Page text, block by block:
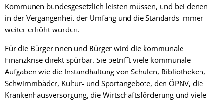
Kommunen bundesgesetzlich leisten müssen, und bei denen
in der Vergangenheit der Umfang und die Standards immer
weiter erhöht wurden.
Für die Bürgerinnen und Bürger wird die kommunale
Finanzkrise direkt spürbar. Sie betrifft viele kommunale
Aufgaben wie die Instandhaltung von Schulen, Bibliotheken,
Schwimmbäder, Kultur- und Sportangebote, den ÖPNV, die
Krankenhausversorgung, die Wirtschaftsförderung und viele